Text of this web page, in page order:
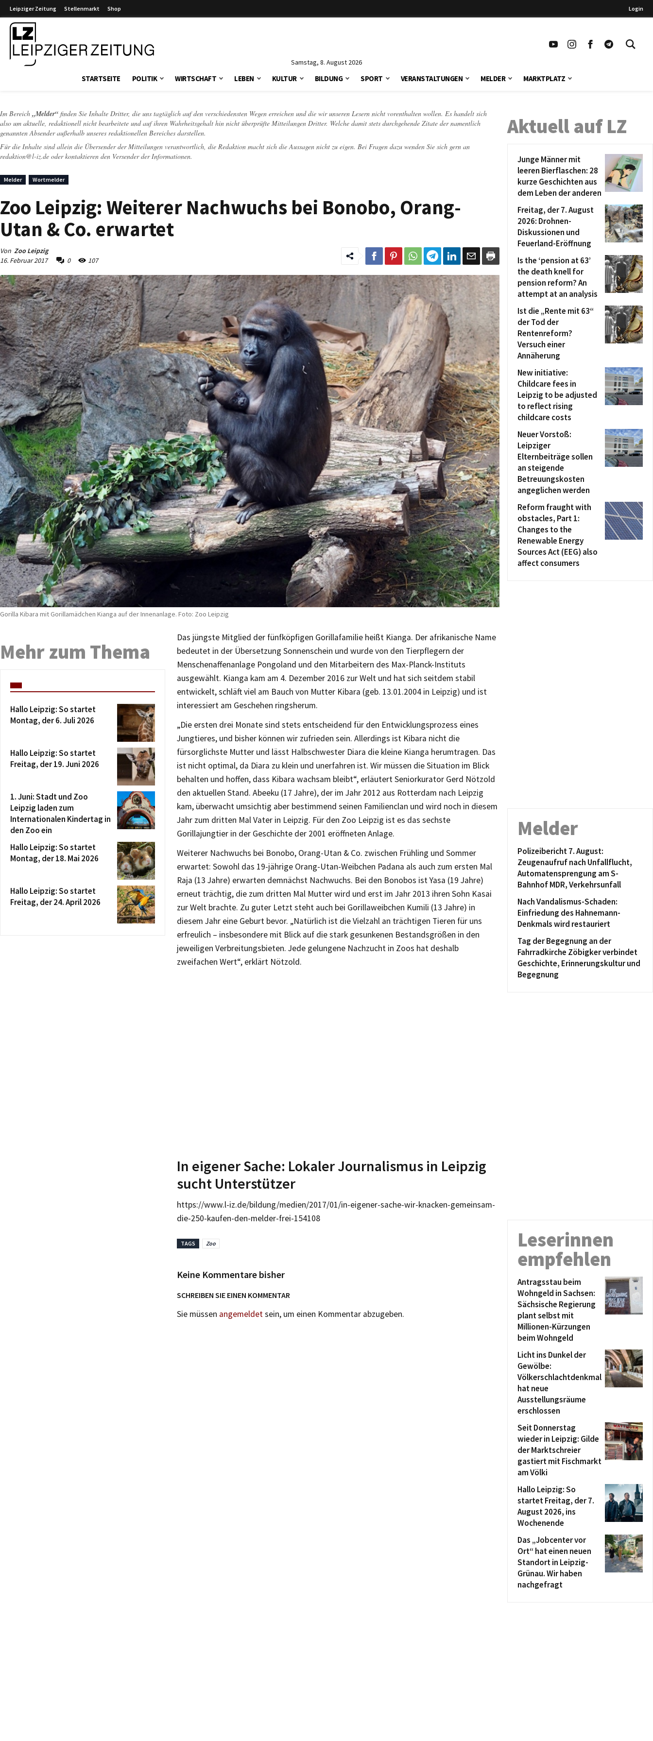
Leipziger Zeitung Stellenmarkt Shop Login
Samstag, 8. August 2026
STARTSEITE POLITIK WIRTSCHAFT LEBEN KULTUR BILDUNG SPORT VERANSTALTUNGEN MELDER MARKTPLATZ
Im Bereich „Melder“ finden Sie Inhalte Dritter, die uns tagtäglich auf den verschiedensten Wegen erreichen und die wir unseren Lesern nicht vorenthalten wollen. Es handelt sich
also um aktuelle, redaktionell nicht bearbeitete und auf ihren Wahrheitsgehalt hin nicht überprüfte Mitteilungen Dritter. Welche damit stets durchgehende Zitate der namentlich
genannten Absender außerhalb unseres redaktionellen Bereiches darstellen.
Für die Inhalte sind allein die Übersender der Mitteilungen verantwortlich, die Redaktion macht sich die Aussagen nicht zu eigen. Bei Fragen dazu wenden Sie sich gern an
redaktion@l-iz.de oder kontaktieren den Versender der Informationen.
Melder Wortmelder
Zoo Leipzig: Weiterer Nachwuchs bei Bonobo, Orang-
Utan & Co. erwartet
Von Zoo Leipzig
16. Februar 2017
0 107
Gorilla Kibara mit Gorillamädchen Kianga auf der Innenanlage. Foto: Zoo Leipzig
Das jüngste Mitglied der fünfköpfigen Gorillafamilie heißt Kianga. Der afrikanische Name
bedeutet in der Übersetzung Sonnenschein und wurde von den Tierpflegern der
Menschenaffenanlage Pongoland und den Mitarbeitern des Max-Planck-Instituts
ausgewählt. Kianga kam am 4. Dezember 2016 zur Welt und hat sich seitdem stabil
entwickelt, schläft viel am Bauch von Mutter Kibara (geb. 13.01.2004 in Leipzig) und ist
interessiert am Geschehen ringsherum.
„Die ersten drei Monate sind stets entscheidend für den Entwicklungsprozess eines
Jungtieres, und bisher können wir zufrieden sein. Allerdings ist Kibara nicht die
fürsorglichste Mutter und lässt Halbschwester Diara die kleine Kianga herumtragen. Das
ist nicht optimal, da Diara zu klein und unerfahren ist. Wir müssen die Situation im Blick
behalten und hoffen, dass Kibara wachsam bleibt“, erläutert Seniorkurator Gerd Nötzold
den aktuellen Stand. Abeeku (17 Jahre), der im Jahr 2012 aus Rotterdam nach Leipzig
kam, überwacht umsichtig aber bestimmend seinen Familienclan und wird noch in diesem
Jahr zum dritten Mal Vater in Leipzig. Für den Zoo Leipzig ist es das sechste
Gorillajungtier in der Geschichte der 2001 eröffneten Anlage.
Weiterer Nachwuchs bei Bonobo, Orang-Utan & Co. zwischen Frühling und Sommer
erwartet: Sowohl das 19-jährige Orang-Utan-Weibchen Padana als auch zum ersten Mal
Raja (13 Jahre) erwarten demnächst Nachwuchs. Bei den Bonobos ist Yasa (19 Jahre)
erneut trächtig, die zum dritten Mal Mutter wird und erst im Jahr 2013 ihren Sohn Kasai
zur Welt brachte. Zu guter Letzt steht auch bei Gorillaweibchen Kumili (13 Jahre) in
diesem Jahr eine Geburt bevor. „Natürlich ist die Vielzahl an trächtigen Tieren für uns
erfreulich – insbesondere mit Blick auf die stark gesunkenen Bestandsgrößen in den
jeweiligen Verbreitungsbieten. Jede gelungene Nachzucht in Zoos hat deshalb
zweifachen Wert“, erklärt Nötzold.
In eigener Sache: Lokaler Journalismus in Leipzig
sucht Unterstützer
https://www.l-iz.de/bildung/medien/2017/01/in-eigener-sache-wir-knacken-gemeinsam-
die-250-kaufen-den-melder-frei-154108
TAGS Zoo
Keine Kommentare bisher
SCHREIBEN SIE EINEN KOMMENTAR
Sie müssen angemeldetsein, um einen Kommentar abzugeben.
Mehr zum Thema
Hallo Leipzig: So startet
Montag, der 6. Juli 2026
Hallo Leipzig: So startet
Freitag, der 19. Juni 2026
1. Juni: Stadt und Zoo
Leipzig laden zum
Internationalen Kindertag in
den Zoo ein
Hallo Leipzig: So startet
Montag, der 18. Mai 2026
Hallo Leipzig: So startet
Freitag, der 24. April 2026
Aktuell auf LZ
Junge Männer mit
leeren Bierflaschen: 28
kurze Geschichten aus
dem Leben der anderen
Freitag, der 7. August
2026: Drohnen-
Diskussionen und
Feuerland-Eröffnung
Is the ‘pension at 63’
the death knell for
pension reform? An
attempt at an analysis
Ist die „Rente mit 63“
der Tod der
Rentenreform?
Versuch einer
Annäherung
New initiative:
Childcare fees in
Leipzig to be adjusted
to reflect rising
childcare costs
Neuer Vorstoß:
Leipziger
Elternbeiträge sollen
an steigende
Betreuungskosten
angeglichen werden
Reform fraught with
obstacles, Part 1:
Changes to the
Renewable Energy
Sources Act (EEG) also
affect consumers
Melder
Polizeibericht 7. August:
Zeugenaufruf nach Unfallflucht,
Automatensprengung am S-
Bahnhof MDR, Verkehrsunfall
Nach Vandalismus-Schaden:
Einfriedung des Hahnemann-
Denkmals wird restauriert
Tag der Begegnung an der
Fahrradkirche Zöbigker verbindet
Geschichte, Erinnerungskultur und
Begegnung
Leserinnen
empfehlen
Antragsstau beim
Wohngeld in Sachsen:
Sächsische Regierung
plant selbst mit
Millionen-Kürzungen
beim Wohngeld
Licht ins Dunkel der
Gewölbe:
Völkerschlachtdenkmal
hat neue
Ausstellungsräume
erschlossen
Seit Donnerstag
wieder in Leipzig: Gilde
der Marktschreier
gastiert mit Fischmarkt
am Völki
Hallo Leipzig: So
startet Freitag, der 7.
August 2026, ins
Wochenende
Das „Jobcenter vor
Ort“ hat einen neuen
Standort in Leipzig-
Grünau. Wir haben
nachgefragt